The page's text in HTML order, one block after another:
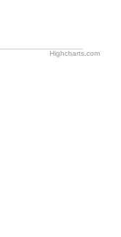
Highcharts.com